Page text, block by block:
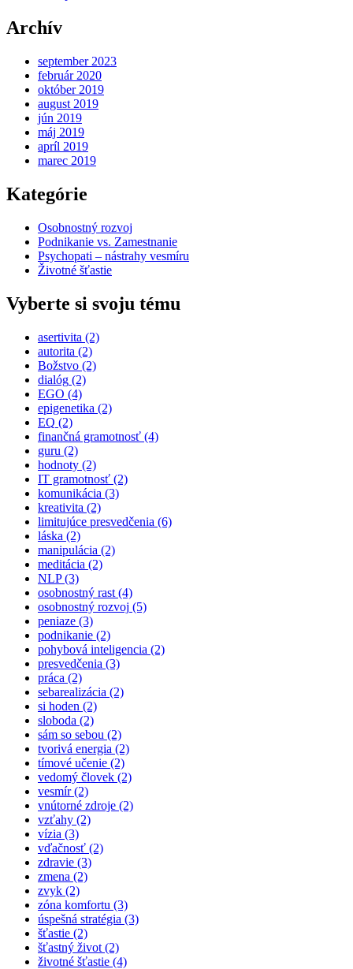
Archív
september 2023
február 2020
október 2019
august 2019
jún 2019
máj 2019
apríl 2019
marec 2019
Kategórie
Osobnostný rozvoj
Podnikanie vs. Zamestnanie
Psychopati – nástrahy vesmíru
Životné šťastie
Vyberte si svoju tému
asertivita (2)
autorita (2)
Božstvo (2)
dialóg (2)
EGO (4)
epigenetika (2)
EQ (2)
finančná gramotnosť (4)
guru (2)
hodnoty (2)
IT gramotnosť (2)
komunikácia (3)
kreativita (2)
limitujúce presvedčenia (6)
láska (2)
manipulácia (2)
meditácia (2)
NLP(3)
osobnostný rast (4)
osobnostný rozvoj (5)
peniaze (3)
podnikanie (2)
pohybová inteligencia (2)
presvedčenia (3)
práca (2)
sebarealizácia (2)
si hoden (2)
sloboda (2)
sám so sebou (2)
tvorivá energia (2)
tímové učenie (2)
vedomý človek (2)
vesmír(2)
vnútorné zdroje (2)
vzťahy (2)
vízia (3)
vďačnosť (2)
zdravie (3)
zmena (2)
zvyk (2)
zóna komfortu (3)
úspešná stratégia (3)
šťastie (2)
šťastný život (2)
životné šťastie (4)